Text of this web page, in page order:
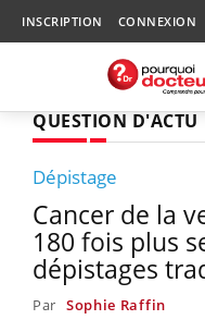
INSCRIPTION CONNEXION
QUESTION D'ACTU
Dépistage
Cancer de la
180 fois plus
dépistages
Par Sophie Raffin